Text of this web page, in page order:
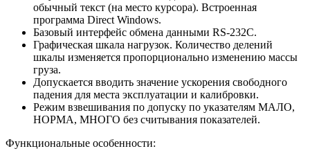
обычный текст (на место курсора). Встроенная
программа Direct Windows.
Базовый интерфейс обмена данными RS-232C.
Графическая шкала нагрузок. Количество делений
шкалы изменяется пропорционально изменению массы
груза.
Допускается вводить значение ускорения свободного
падения для места эксплуатации и калибровки.
Режим взвешивания по допуску по указателям МАЛО,
НОРМА, МНОГО без считывания показателей.
Функциональные особенности: